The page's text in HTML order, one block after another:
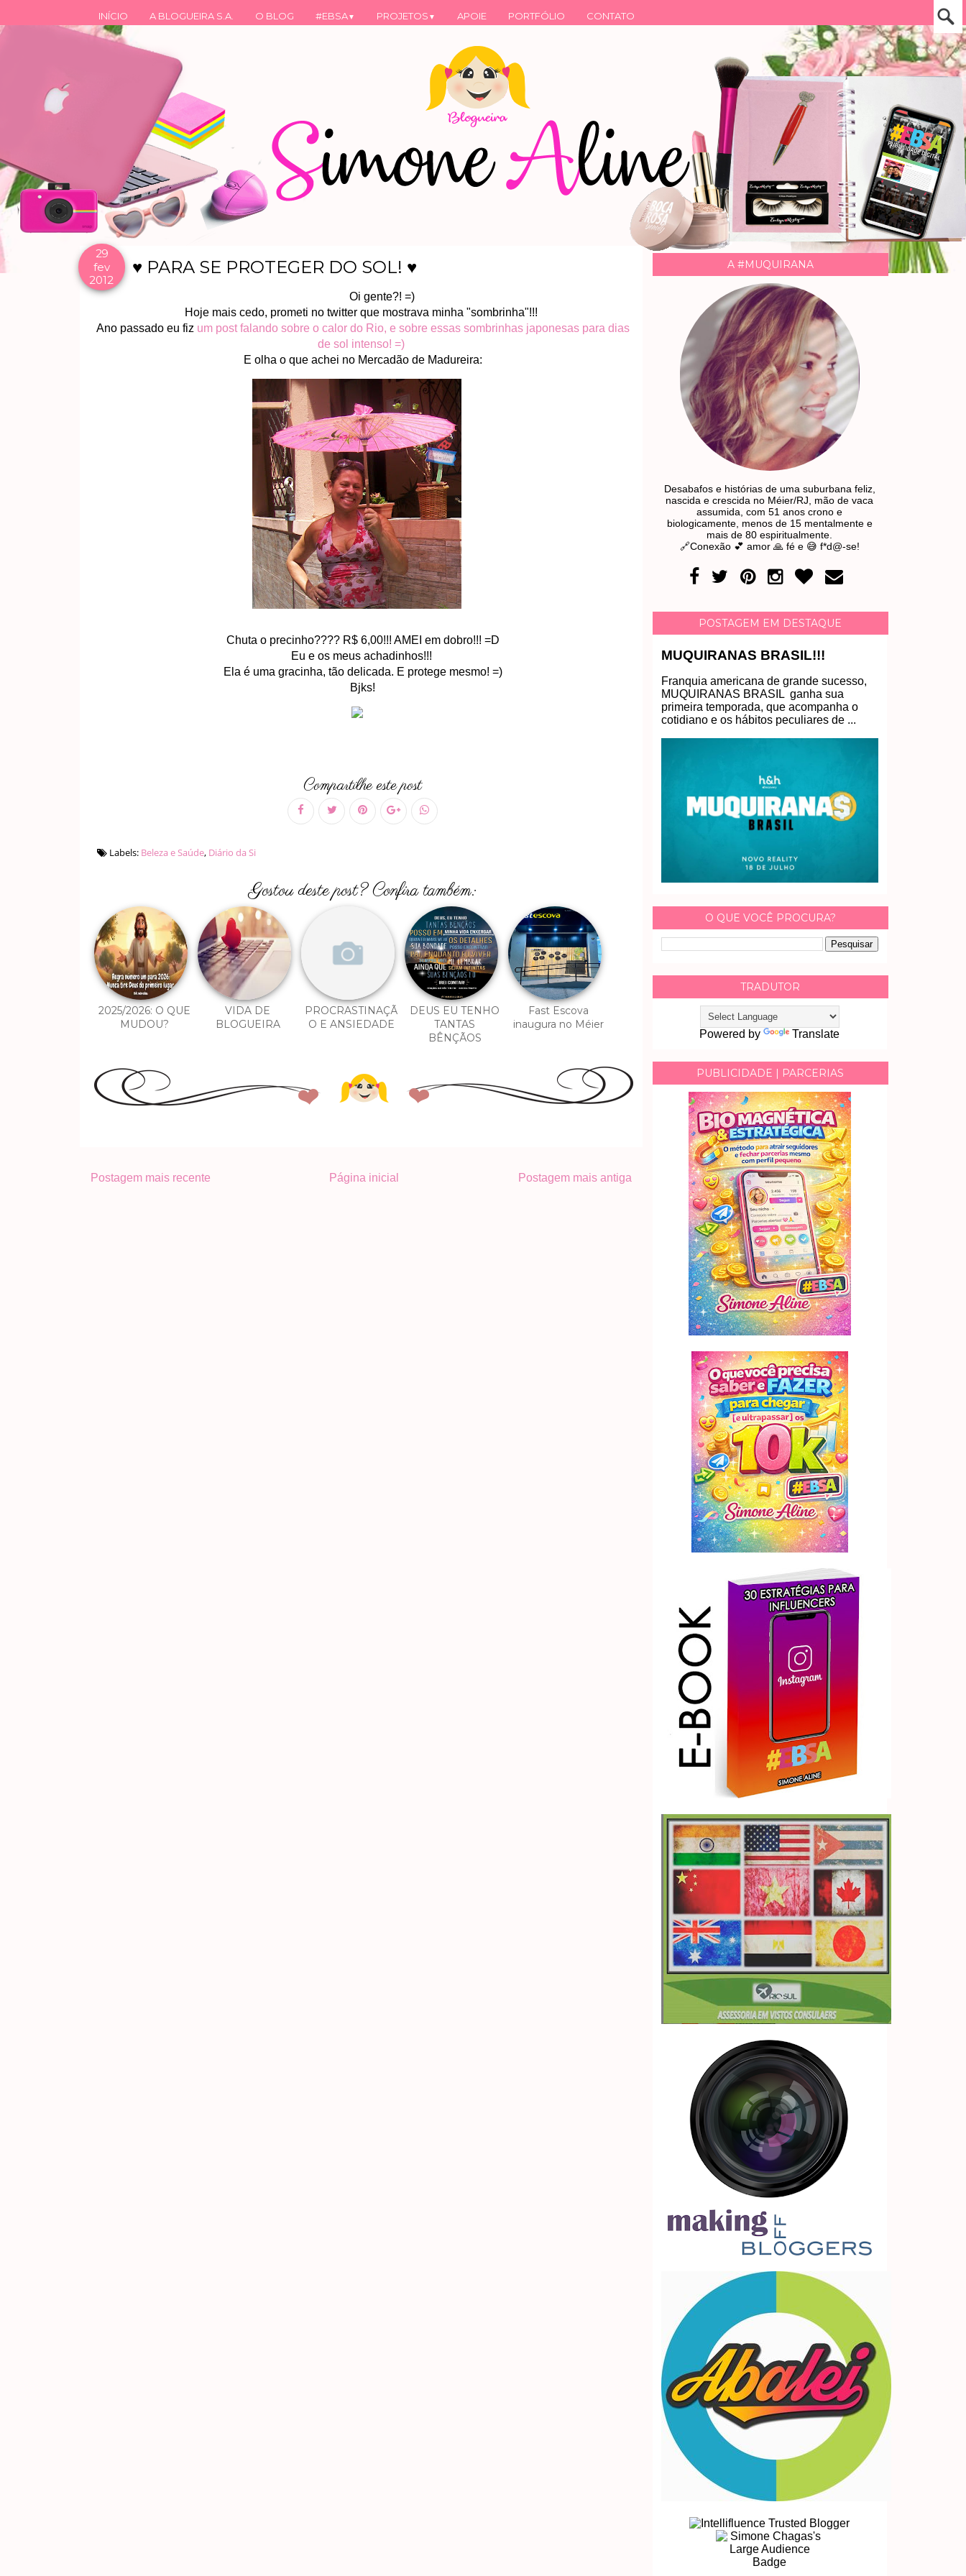
INÍCIO A BLOGUEIRA S.A. O BLOG #EBSA▼ PROJETOS ▼ APOIE PORTFÓLIO CONTATO
29
fev
2012
♥ PARA SE PROTEGER DO SOL! ♥
Oi gente?! =)
Hoje mais cedo, prometi no twitter que mostrava minha "sombrinha"!!!
Ano passado eu fiz um post falando sobre o calor do Rio, e sobre essas sombrinhas japonesas para dias
de sol intenso! =)
E olha o que achei no Mercadão de Madureira:
Chuta o precinho???? R$ 6,00!!! AMEI em dobro!!! =D
Eu e os meus achadinhos!!!
Ela é uma gracinha, tão delicada. E protege mesmo! =)
Bjks!
Compartilhe este post
Labels: Beleza e Saúde, Diário da Si
Gostou deste post? Confira também:
2025/2026: O QUE
MUDOU?
VIDA DE
BLOGUEIRA
PROCRASTINAÇÃ
O E ANSIEDADE
DEUS EU TENHO
TANTAS
BÊNÇÃOS
Fast Escova
inaugura no Méier
Postagem mais recente Postagem mais antiga
Página inicial
A #MUQUIRANA
Desabafos e histórias de uma suburbana feliz,
nascida e crescida no Méier/RJ, mão de vaca
assumida, com 51 anos crono e
biologicamente, menos de 15 mentalmente e
mais de 80 espiritualmente.
🔗Conexão 💕 amor 🙏 fé e 😅 f*d@-se!
POSTAGEM EM DESTAQUE
MUQUIRANAS BRASIL!!!
Franquia americana de grande sucesso,
MUQUIRANAS BRASIL ganha sua
primeira temporada, que acompanha o
cotidiano e os hábitos peculiares de ...
O QUE VOCÊ PROCURA?
TRADUTOR
Powered by Translate
PUBLICIDADE | PARCERIAS